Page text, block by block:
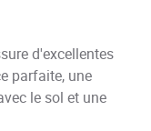
d'excellentes
parfaite, une
le sol et une